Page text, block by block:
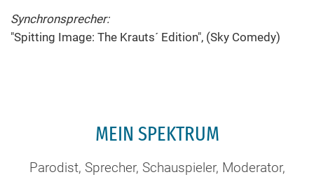
Synchronsprecher:
"Spitting Image: The Krauts´ Edition", (Sky Comedy)
MEIN SPEKTRUM
Parodist, Sprecher, Schauspieler, Moderator,